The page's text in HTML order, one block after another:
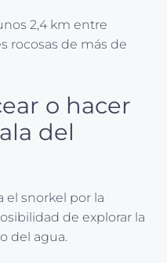
2,4 km entre
rocosas de más de
o hacer
del
el snorkel por la
de explorar la
del agua.